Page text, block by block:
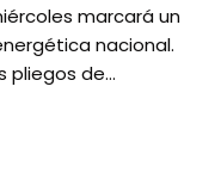
marcará un
nacional.
pliegos de…